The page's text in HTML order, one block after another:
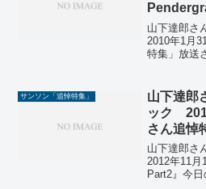
山下達郎
2010年1月
特集」放送
早いもんで
サンソン「追悼特集」
山下達郎
ック
さん追悼
山下達郎
2012年11月
Part2』今